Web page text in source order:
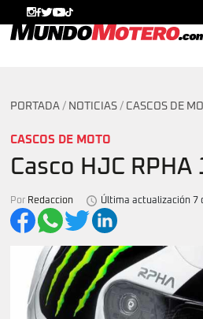
PORTADA / NOTICIAS / CASCOS DE
CASCOS DE MOTO
Casco HJC RPHA
Por Redaccion Última actualización 7